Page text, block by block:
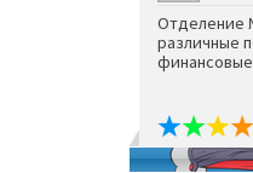
Отделение
различные
финансовые